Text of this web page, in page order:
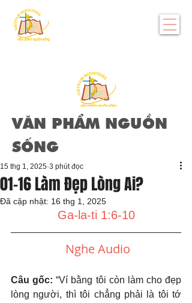
VĂN PHẨM NGUỒN
SỐNG
01-16 Làm Đẹp Lòng Ai?
15 thg 1, 2025 3 phút đọc
Đã cập nhật: 16 thg 1, 2025
Ga-la-ti 1:6-10
Nghe Audio
Câu gốc: “Ví bằng tôi còn làm cho đẹp
lòng người, thì tôi chẳng phải là tôi tớ